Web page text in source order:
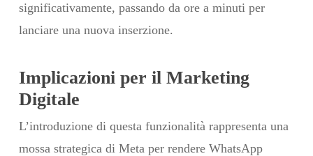
significativamente, passando da ore a minuti per
lanciare una nuova inserzione.
Implicazioni per il Marketing
Digitale
L’introduzione di questa funzionalità rappresenta una
mossa strategica di Meta per rendere WhatsApp